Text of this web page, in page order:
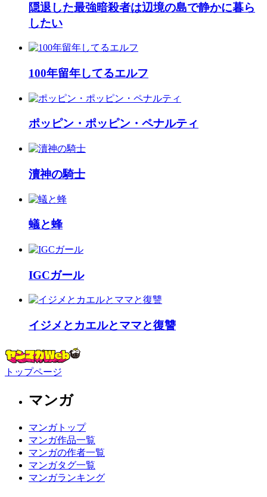
隠退した最強暗殺者は辺境の島で静かに暮ら
したい
100年留年してるエルフ
ポッピン・ポッピン・ペナルティ
瀆神の騎士
蟻と蜂
IGCガール
イジメとカエルとママと復讐
トップページ
マンガ
マンガトップ
マンガ作品一覧
マンガの作者一覧
マンガタグ一覧
マンガランキング